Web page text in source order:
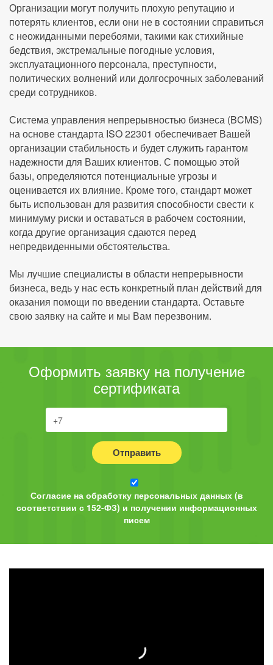
Организации могут получить плохую репутацию и
потерять клиентов, если они не в состоянии справиться
с неожиданными перебоями, такими как стихийные
бедствия, экстремальные погодные условия,
эксплуатационного персонала, преступности,
политических волнений или долгосрочных заболеваний
среди сотрудников.
Система управления непрерывностью бизнеса (BCMS)
на основе стандарта ISO 22301 обеспечивает Вашей
организации стабильность и будет служить гарантом
надежности для Ваших клиентов. С помощью этой
базы, определяются потенциальные угрозы и
оценивается их влияние. Кроме того, стандарт может
быть использован для развития способности свести к
минимуму риски и оставаться в рабочем состоянии,
когда другие организация сдаются перед
непредвиденными обстоятельства.
Мы лучшие специалисты в области непрерывности
бизнеса, ведь у нас есть конкретный план действий для
оказания помощи по введении стандарта. Оставьте
свою заявку на сайте и мы Вам перезвоним.
Оформить заявку на получение
сертификата
Отправить
Согласие на обработку персональных данных (в
соответствии с 152-ФЗ) и получении информационных
писем